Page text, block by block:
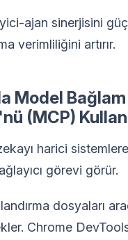
ajan sinerjisini
verimliliğini artırır.
Model Bağlam
(MCP)
harici
görevi görür.
dosyaları
Chrome